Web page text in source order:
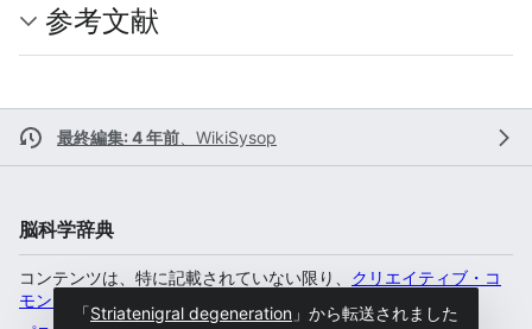
参考文献
最終編集: 4 年前 WikiSysop
脳科学辞典
コンテンツは、特に記載されていない限り、 クリエイティブ・コ
モンズ 表示-非営利-継承 4.0 国際
「Striatenigral degeneration 」から転送されました